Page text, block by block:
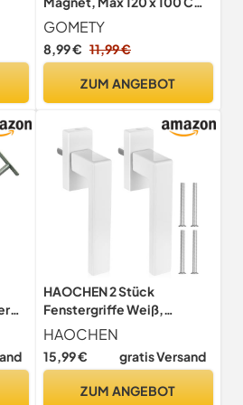
Magnetischer
Insektenschutz für Fenster,
Verstellbarer DIY-
Fliegen Moskitos fern,
Installation
GOMETY
8,99 € 11,99 €
ZUM ANGEBOT
HAOCHEN 2 Stück
Fenstergriffe Weiß,
Aluminium Fenstergriff
Weiß, Balkontürgriff,
ergonomische Alu Fenster
Balkontüren
HAOCHEN
15,99 € gratis Versand
ZUM ANGEBOT